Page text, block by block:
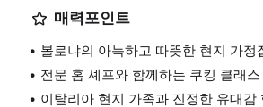
매력포인트
볼로냐의 아늑하고 따뜻한 현지 가
전문 홈 셰프와 함께하는 쿠킹 클래
이탈리아 현지 가족과 진정한 유대감